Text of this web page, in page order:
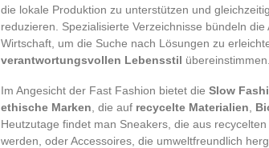
die lokale Produktion zu unterstützen und
reduzieren. Spezialisierte Verzeichnisse bündeln
Wirtschaft, um die Suche nach Lösungen zu
verantwortungsvollen Lebensstil übereinstimmen.
Im Angesicht der Fast Fashion bietet die Slow
ethische Marken , die auf recycelte Materialien
Heutzutage findet man Sneakers, die aus
werden, oder Accessoires, die umweltfreundlich